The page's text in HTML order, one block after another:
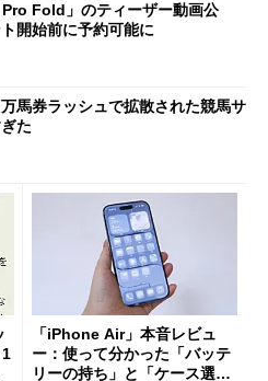
Pro Fold」のティーザー動画公
開始前に予約可能に
万馬券ラッシュで拡散された競馬サ
た
「iPhone Air」本音レビュ
ー：使って分かった「バッテ
リーの持ち」と「ケース選